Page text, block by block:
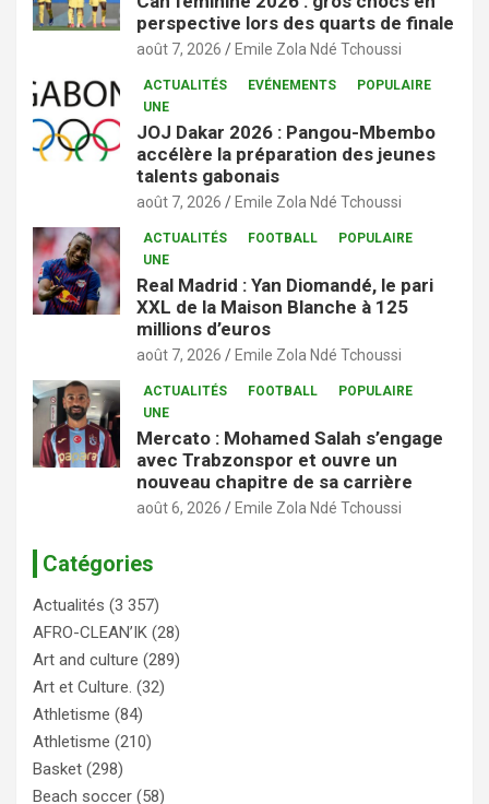
perspective lors des quarts de finale
août 7, 2026 Emile Zola Ndé Tchoussi
ACTUALITÉS EVÉNEMENTS
POPULAIRE
UNE
JOJ Dakar 2026 : Pangou-Mbembo
accélère la préparation des jeunes
talents gabonais
août 7, 2026 Emile Zola Ndé Tchoussi
ACTUALITÉS FOOTBALL
POPULAIRE
UNE
Real Madrid : Yan Diomandé, le pari
XXL de la Maison Blanche à 125
millions d’euros
août 7, 2026 Emile Zola Ndé Tchoussi
ACTUALITÉS FOOTBALL
POPULAIRE
UNE
Mercato : Mohamed Salah s’engage
avec Trabzonspor et ouvre un
nouveau chapitre de sa carrière
août 6, 2026 Emile Zola Ndé Tchoussi
Catégories
Actualités (3 357)
AFRO-CLEAN’IK (28)
Art and culture (289)
Art et Culture. (32)
Athletisme (84)
Athletisme (210)
Basket (298)
Beach soccer (58)